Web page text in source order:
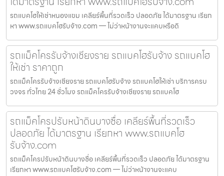
รถแบคโฮให้เช่าหนองแขม เคลียร์พื้นที่รวดเร็ว ปลอดภัย ได้มาตรฐาน เรียก
หา www.รถแบคโฮรับจ้าง.com — ไม่ว่าหน้างานจะแคบหรือดิ
รถแม็คโครรับจ้างเชียงราย รถแบคโฮรับจ้าง รถแบคโฮ
ให้เช่า ราคาถูก
รถแม็คโครรับจ้างเชียงราย รถแบคโฮรับจ้าง รถแบคโฮให้เช่า บริการครบ
วงจร ทั่วไทย 24 ชั่วโมง รถแม็คโครรับจ้างเชียงราย รถแบคโฮ
รถแม็คโครปรับหน้าดินบางซื่อ เคลียร์พื้นที่รวดเร็ว
ปลอดภัย ได้มาตรฐาน เรียกหา www.รถแบคโฮ
รับจ้าง.com
รถแม็คโครปรับหน้าดินบางซื่อ เคลียร์พื้นที่รวดเร็ว ปลอดภัย ได้มาตรฐาน
เรียกหา www.รถแบคโฮรับจ้าง.com — ไม่ว่าหน้างานจะแคบ